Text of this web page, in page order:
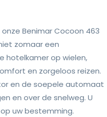
Benimar Cocoon 463
zomaar een
hotelkamer op wielen,
en zorgeloos reizen.
en de soepele automaat
en over de snelweg. U
uw bestemming.